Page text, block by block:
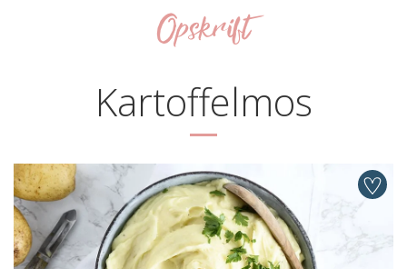
Opskrift
Kartoffelmos